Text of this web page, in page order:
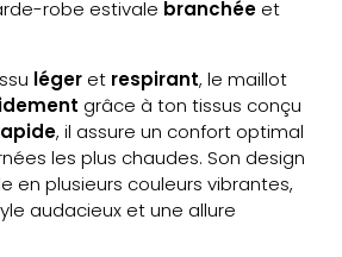
robe estivale branchée et
léger et respirant, le maillot
grâce à ton tissus conçu
, il assure un confort optimal
les plus chaudes. Son design
en plusieurs couleurs vibrantes,
audacieux et une allure